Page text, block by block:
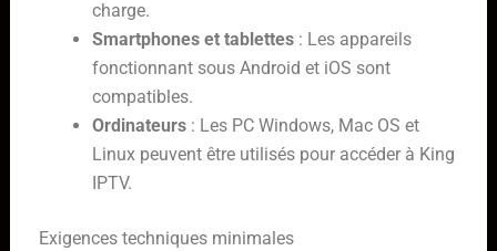
charge.
Smartphones et tablettes: Les appareils
fonctionnant sous Android et iOS sont
compatibles.
Ordinateurs: Les PC Windows, Mac OS et
Linux peuvent être utilisés pour accéder à King
IPTV.
Exigences techniques minimales